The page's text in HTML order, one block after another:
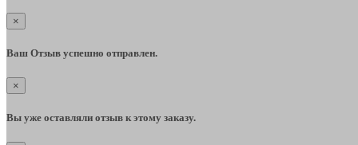
×
Ваш Отзыв успешно отправлен.
×
Вы уже оставляли отзыв к этому заказу.